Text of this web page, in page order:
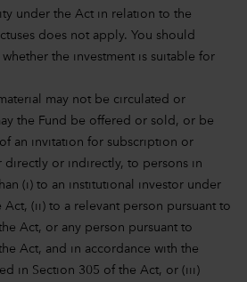
under the Act in relation to the
does not apply. You should
the investment is suitable for
may not be circulated or
the Fund be offered or sold, or be
an invitation for subscription or
directly or indirectly, to persons in
(i) to an institutional investor under
Act, (ii) to a relevant person pursuant to
Act, or any person pursuant to
Act, and in accordance with the
in Section 305 of the Act, or (iii)